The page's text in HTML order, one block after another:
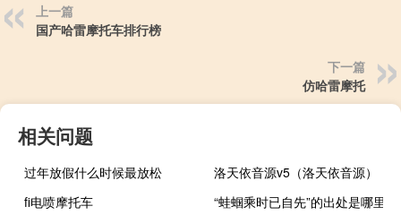
上一篇
国产哈雷摩托车排行榜
下一篇
仿哈雷摩托
相关问题
过年放假什么时候最放松
洛天依音源v5（洛天依音源）
fi电喷摩托车
“蛙蝈乘时已自先”的出处是哪里